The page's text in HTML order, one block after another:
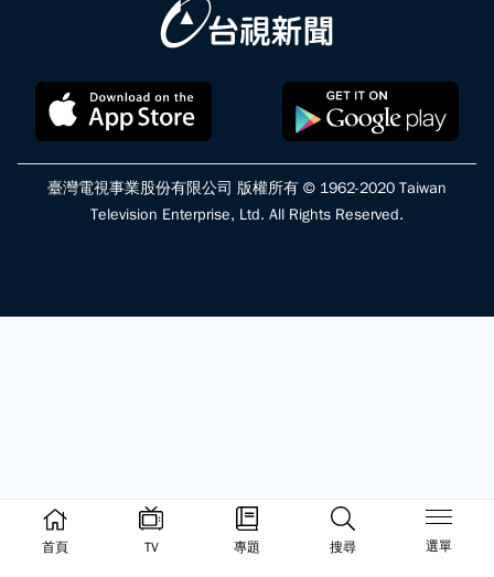
首頁 TV 專題 搜尋 選單
臺灣電視事業股份有限公司 版權所有 © 1962-2020 Taiwan
Television Enterprise, Ltd. All Rights Reserved.